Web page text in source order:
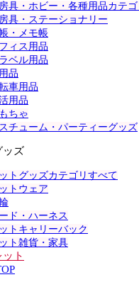
具・ホビー・各種用品カテ
具・ステーショナリー
・メモ帳
ィス用品
ラベル用品
品
車用品
用品
ちゃ
チューム・パーティーグッズ
ッズ
トグッズカテゴリすべて
トウェア
ド・ハーネス
トキャリーバック
ト雑貨・家具
ト